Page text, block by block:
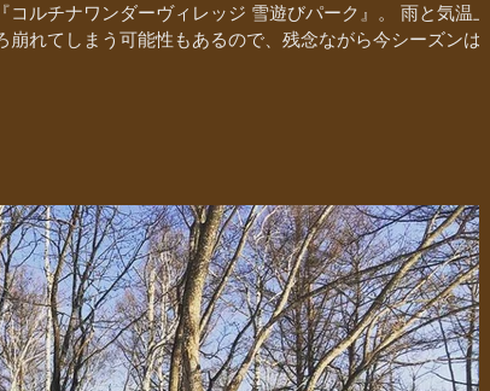
ルチナワンダーヴィレッジ 雪遊びパーク』。 雨と気温上
れてしまう可能性もあるので、残念ながら今シーズンはク